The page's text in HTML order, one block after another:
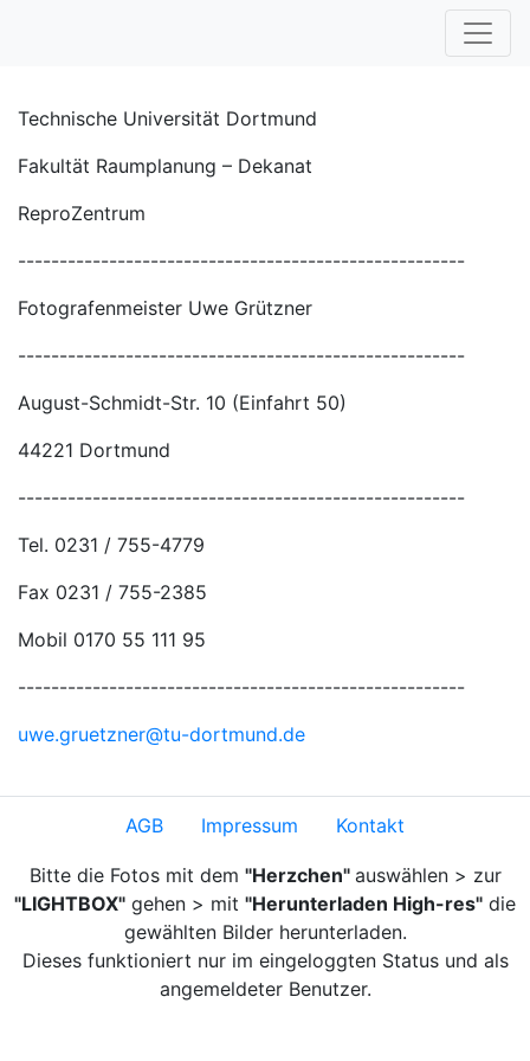
Technische Universität Dortmund
Fakultät Raumplanung – Dekanat
ReproZentrum
------------------------------------------------------
Fotografenmeister Uwe Grützner
------------------------------------------------------
August-Schmidt-Str. 10 (Einfahrt 50)
44221 Dortmund
------------------------------------------------------
Tel. 0231 / 755-4779
Fax 0231 / 755-2385
Mobil 0170 55 111 95
------------------------------------------------------
uwe.gruetzner@tu-dortmund.de
AGB Impressum Kontakt
Bitte die Fotos mit dem "Herzchen" auswählen > zur
"LIGHTBOX" gehen > mit "Herunterladen High-res" die
gewählten Bilder herunterladen.
Dieses funktioniert nur im eingeloggten Status und als
angemeldeter Benutzer.